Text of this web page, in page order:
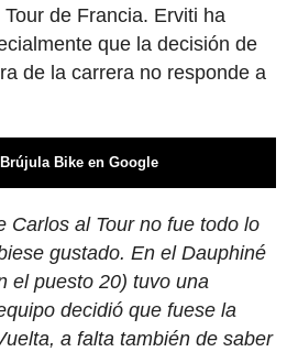
de Francia. Erviti ha
que la decisión de
de la carrera no responde a
Bike en Google
Carlos al Tour no fue todo lo
gustado. En el Dauphiné
el puesto 20) tuvo una
decidió que fuese la
a falta también de saber